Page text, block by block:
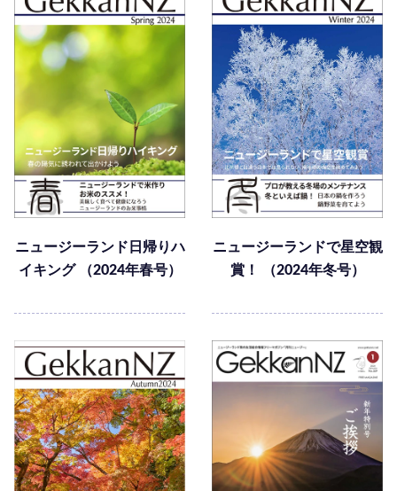
ニュージーランド日帰りハ
イキング （2024年春号）
ニュージーランドで星空観
賞！ （2024年冬号）